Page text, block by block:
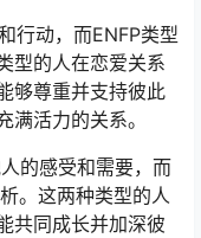
行动，而ENFP类型
型的人在恋爱关系
够尊重并支持彼此
活力的关系。
的感受和需要，而
。这两种类型的人
共同成长并加深彼